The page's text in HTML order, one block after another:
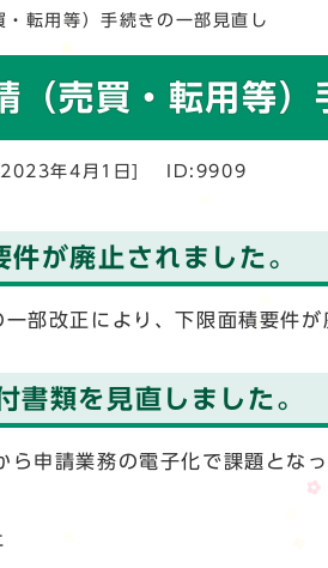
転用等）手続きの一部見直し
（売買・転用等）
2023年4月1日] ID:9909
が廃止されました。
部改正により、下限面積要件が
書類を見直しました。
申請業務の電子化で課題とな